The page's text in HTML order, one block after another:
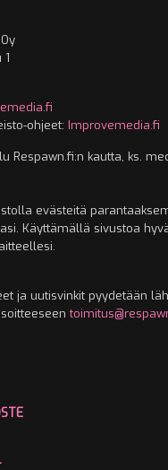
ohjeet: Improvemedia.fi
Respawn.fi:n kautta, ks.
evästeitä
Käyttämällä sivustoa
ja uutisvinkit pyydetään